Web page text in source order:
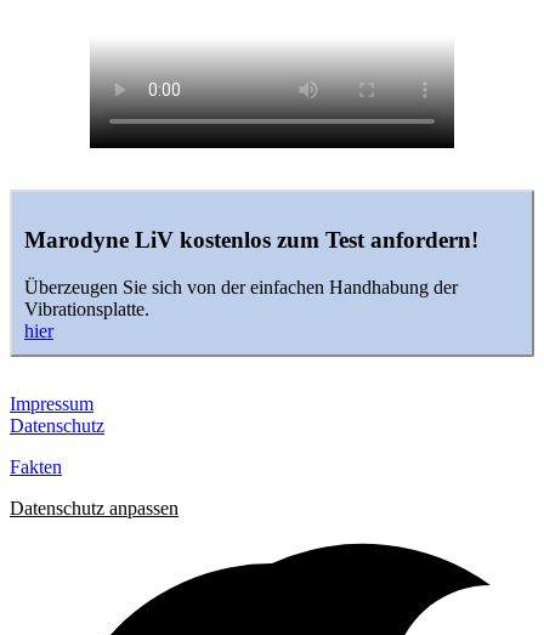
Marodyne LiV kostenlos zum Test anfordern!
Überzeugen Sie sich von der einfachen Handhabung der
Vibrationsplatte.
hier
Impressum
Datenschutz
Fakten
Datenschutz anpassen